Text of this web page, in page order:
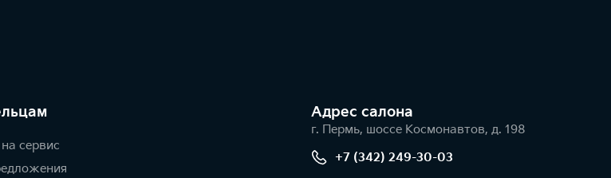
сервис
Адрес салонa
г. Пермь, шоссе Космонавтов, д. 198
+7 (342) 249-30-03